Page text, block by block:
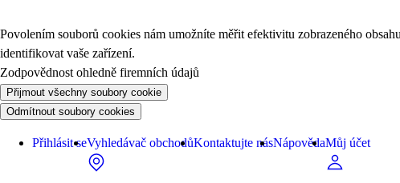
Povolením souborů cookies nám umožníte měřit efektivitu zobrazeného
identifikovat vaše zařízení.
Zodpovědnost ohledně firemních údajů
Přijmout všechny soubory cookie
Odmítnout soubory cookies
Přihlásit seVyhledávač obchodůKontaktujte násNápovědaMůj účet